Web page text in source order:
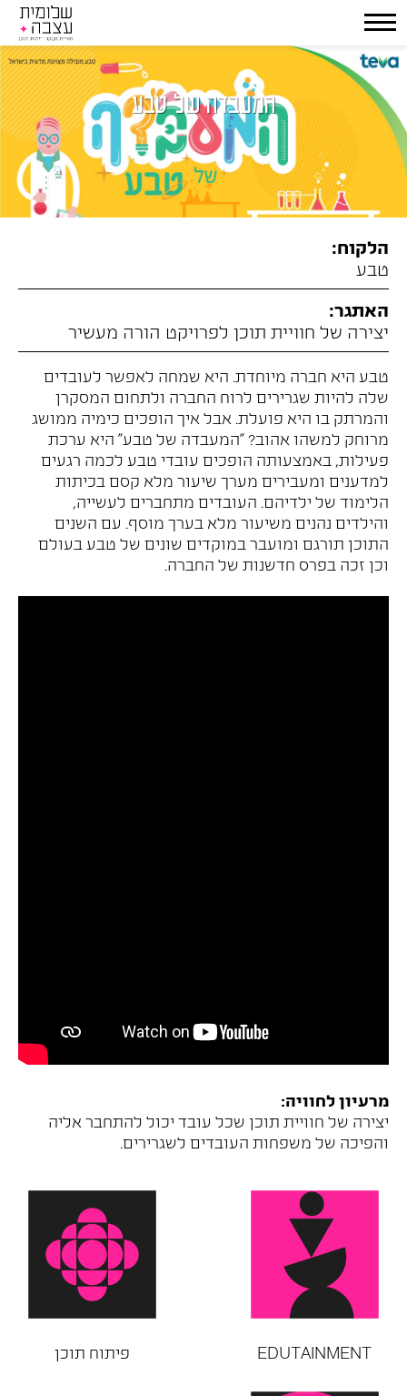
המעבדה של טבע
הלקוח:
טבע
האתגר:
יצירה של חוויית תוכן לפרויקט הורה מעשיר
טבע היא חברה מיוחדת. היא שמחה לאפשר לעובדים
שלה להיות שגרירים לרוח החברה ולתחום המסקרן
והמרתק בו היא פועלת. אבל איך הופכים כימיה ממושג
מרוחק למשהו אהוב? "המעבדה של טבע" היא ערכת
פעילות, באמצעותה הופכים עובדי טבע לכמה רגעים
למדענים ומעבירים מערך שיעור מלא קסם בכיתות
הלימוד של ילדיהם. העובדים מתחברים לעשייה,
והילדים נהנים משיעור מלא בערך מוסף. עם השנים
התוכן תורגם ומועבר במוקדים שונים של טבע בעולם
וכן זכה בפרס חדשנות של החברה.
מרעיון לחוויה:
יצירה של חוויית תוכן שכל עובד יכול להתחבר אליה
והפיכה של משפחות העובדים לשגרירים.
EDUTAINMENT פיתוח תוכן